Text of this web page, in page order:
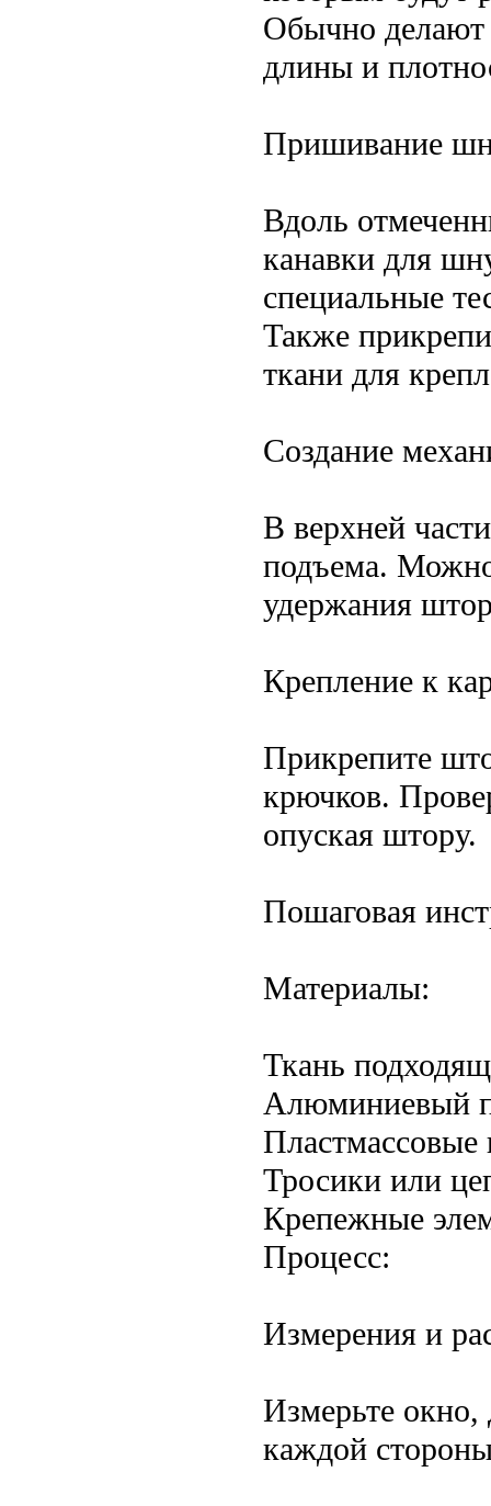
Обычно делают
длины и
Пришивание
Вдоль
канавки для
специальные
Также
ткани для
Создание
В верхней
подъема.
удержания
Крепление к
Прикрепите
крючков.
опуская штору.
Пошаговая
Материалы:
Ткань
Алюминиевый
Тросики или
Крепежные
Процесс:
Измерения и
Измерьте окно,
каждой